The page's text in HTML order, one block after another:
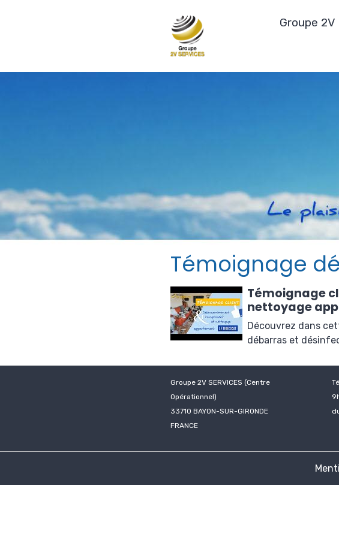
Groupe 2V
Témoignage
Témoignage
nettoyage
Découvrez dans
débarras et
Groupe 2V SERVICES (Centre
Opérationnel)
33710 BAYON-SUR-GIRONDE
FRANCE